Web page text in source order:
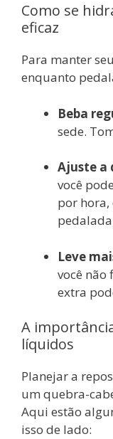
Como se
eficaz
Para manter
enquanto
Beba
sede.
Ajuste a
você
por
Leve
você não
extra
A
líquidos
Planejar a
um quebra-
Aqui estão
isso de lado: